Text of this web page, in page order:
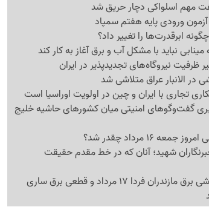
مهم اسلواکی دچار حریق شد
آزمون ورودی پایه هفتم سمپاد
ابرقدرت‌ها را تغییر داد؟
نباید با مشکل آب و برق آغاز به کار کند
نیروگاه‌های تجدیدپذیر در ایران
در الانبار عراق متلاشی شد
تجاری با ایران و چین در اولویت اوراسیا است
گفت‌وگوهای امنیتی میان کشورهای حاشیه خلیج
16 مرداد چقدر شد؟
خبرنگاران شهید؛ آنان که در خط مقدم حقیقت
برنامه خاموشی برق مازندران فردا 17 مرداد و قطعی برق ساری